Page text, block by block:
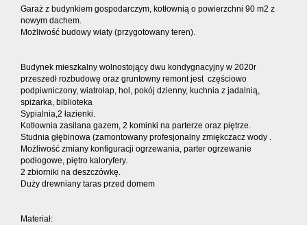
Garaż z budynkiem gospodarczym, kotłownią o powierzchni 90 m2 z
nowym dachem.
Możliwość budowy wiaty (przygotowany teren).
Budynek mieszkalny wolnostojący dwu kondygnacyjny w 2020r
przeszedł rozbudowę oraz gruntowny remont jest częściowo
podpiwniczony, wiatrołap, hol, pokój dzienny, kuchnia z jadalnią,
spiżarka, biblioteka
Sypialnia,2 łazienki.
Kotłownia zasilana gazem, 2 kominki na parterze oraz piętrze.
Studnia głębinowa (zamontowany profesjonalny zmiękczacz wody .
Możliwość zmiany konfiguracji ogrzewania, parter ogrzewanie
podłogowe, piętro kaloryfery.
2 zbiorniki na deszczówkę.
Duży drewniany taras przed domem
Materiał: